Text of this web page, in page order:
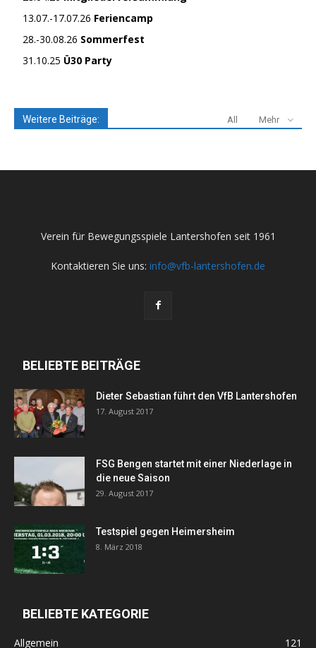
13.07.-17.07.26 Feriencamp
28.-30.08.26 Sommerfest
31.10.25 Ü30 Party
Weitere Beiträge: All Mehr
Verein für Bewegungsspiele Lantershofen seit 1961
Kontaktieren Sie uns: info@vfb-lantershofen.de
BELIEBTE BEITRÄGE
Dieter Sebastian führt den VfB Lantershofen
17. August 2017
FSG Bengen startet mit einer Niederlage in
die neue Saison
29. August 2017
Testspiel gegen Heimersheim
8. März 2018
BELIEBTE KATEGORIE
Allgemein 121